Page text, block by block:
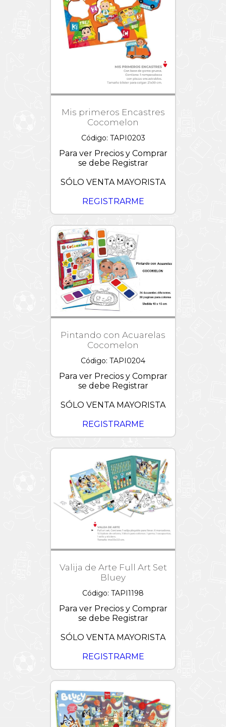
Mis primeros Encastres
Cocomelon
Código: TAPI0203
Para ver Precios y Comprar
se debe Registrar
SÓLO VENTA MAYORISTA
REGISTRARME
Pintando con Acuarelas
Cocomelon
Código: TAPI0204
Para ver Precios y Comprar
se debe Registrar
SÓLO VENTA MAYORISTA
REGISTRARME
Valija de Arte Full Art Set
Bluey
Código: TAPI1198
Para ver Precios y Comprar
se debe Registrar
SÓLO VENTA MAYORISTA
REGISTRARME